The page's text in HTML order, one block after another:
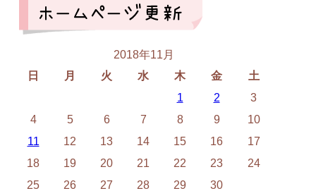
2018年11月
日
月 火 水 木 金
土
1
2
3
4
5 6 7 8 9
10
11
12 13 14 15 16
17
18
19 20 21 22 23
24
25
26 27 28 29 30